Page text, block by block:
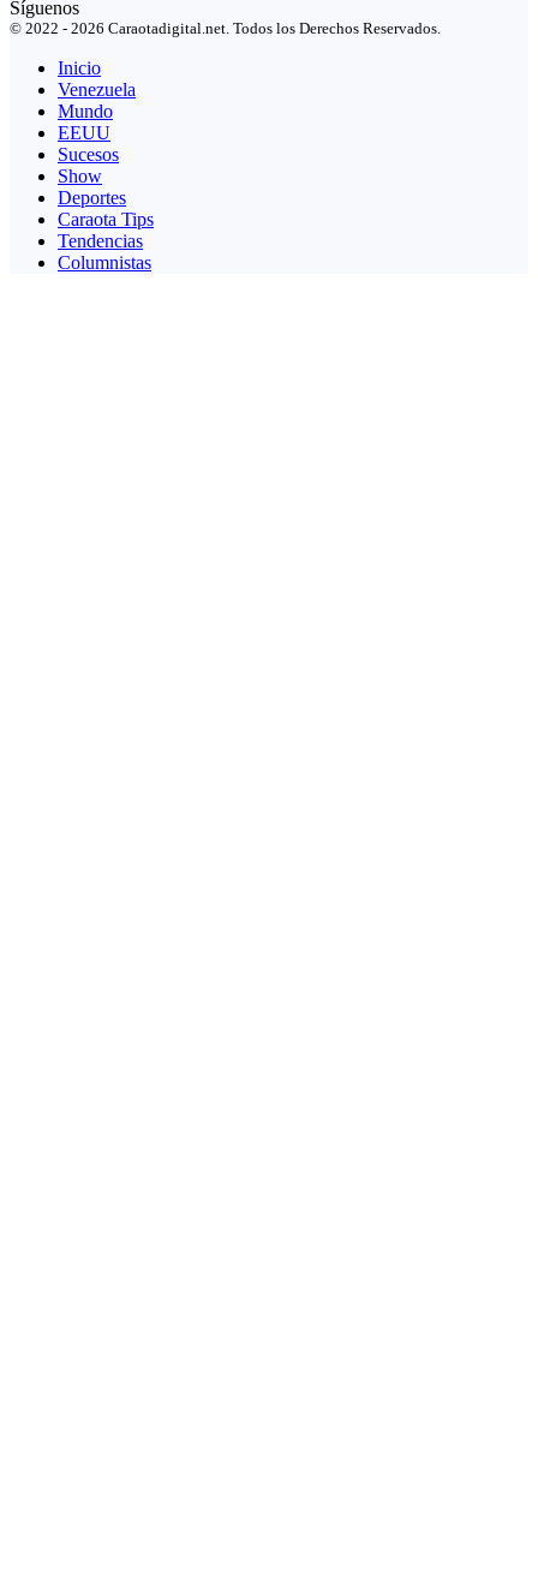
Síguenos
© 2022 - 2026 Caraotadigital.net. Todos los Derechos Reservados.
Inicio
Venezuela
Mundo
EEUU
Sucesos
Show
Deportes
Caraota Tips
Tendencias
Columnistas